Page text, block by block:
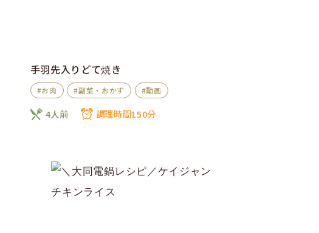
手羽先入りどて焼き
#お肉 #副菜・おかず #動画
4人前 調理時間150分